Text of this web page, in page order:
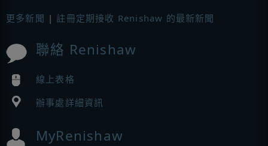
更多新聞 | 註冊定期接收 Renishaw 的最新新聞
聯絡 Renishaw
線上表格
辦事處詳細資訊
MyRenishaw